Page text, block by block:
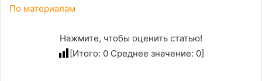
По материалам
Нажмите, чтобы оценить статью!
[Итого: 0 Среднее значение: 0]